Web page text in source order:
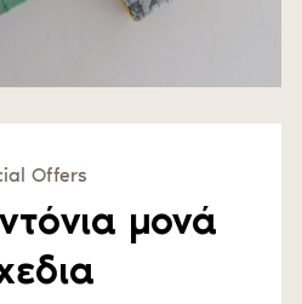
Offers
μονά